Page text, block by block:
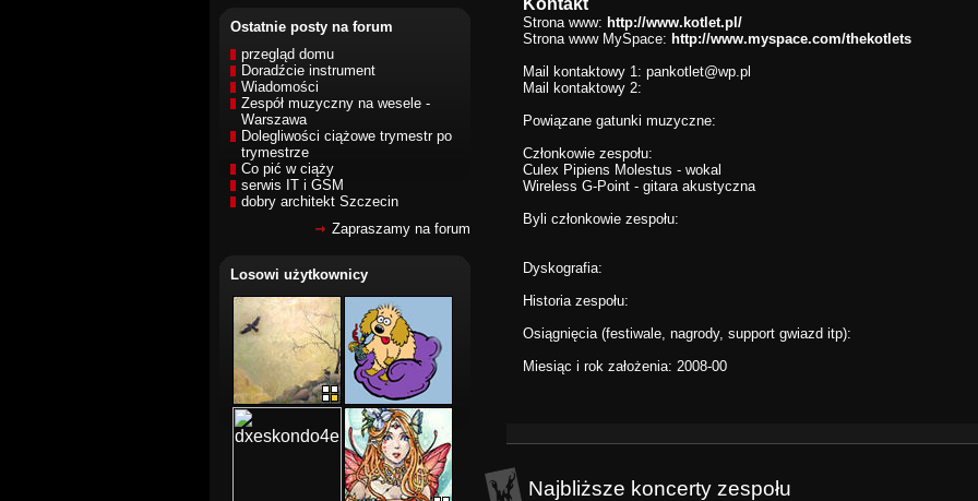
Ostatnie posty na forum
przegląd domu
Doradźcie instrument
Wiadomości
Zespół muzyczny na wesele -
Warszawa
Dolegliwości ciążowe trymestr po
trymestrze
Co pić w ciąży
serwis IT i GSM
dobry architekt Szczecin
Zapraszamy na forum
Losowi użytkownicy
Kontakt
Strona www: http://www.kotlet.pl/
Strona www MySpace: http://www.myspace.com/thekotlets
Mail kontaktowy 1: pankotlet@wp.pl
Mail kontaktowy 2:
Powiązane gatunki muzyczne:
Członkowie zespołu:
Culex Pipiens Molestus - wokal
Wireless G-Point - gitara akustyczna
Byli członkowie zespołu:
Dyskografia:
Historia zespołu:
Osiągnięcia (festiwale, nagrody, support gwiazd itp):
Miesiąc i rok założenia: 2008-00
Najbliższe koncerty zespołu